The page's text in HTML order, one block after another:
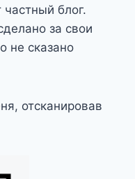
частный блог.
за свои
не сказано
отсканировав